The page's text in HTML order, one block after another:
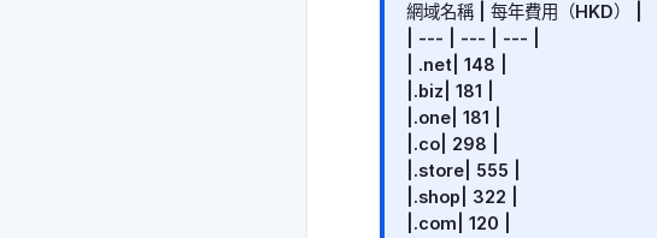
網域名稱 | 每年費用（HKD） |
| --- | --- | --- |
| .net| 148 |
|.biz| 181 |
|.one| 181 |
|.co| 298 |
|.store| 555 |
|.shop| 322 |
|.com| 120 |